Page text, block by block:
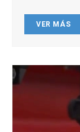
VER MÁS